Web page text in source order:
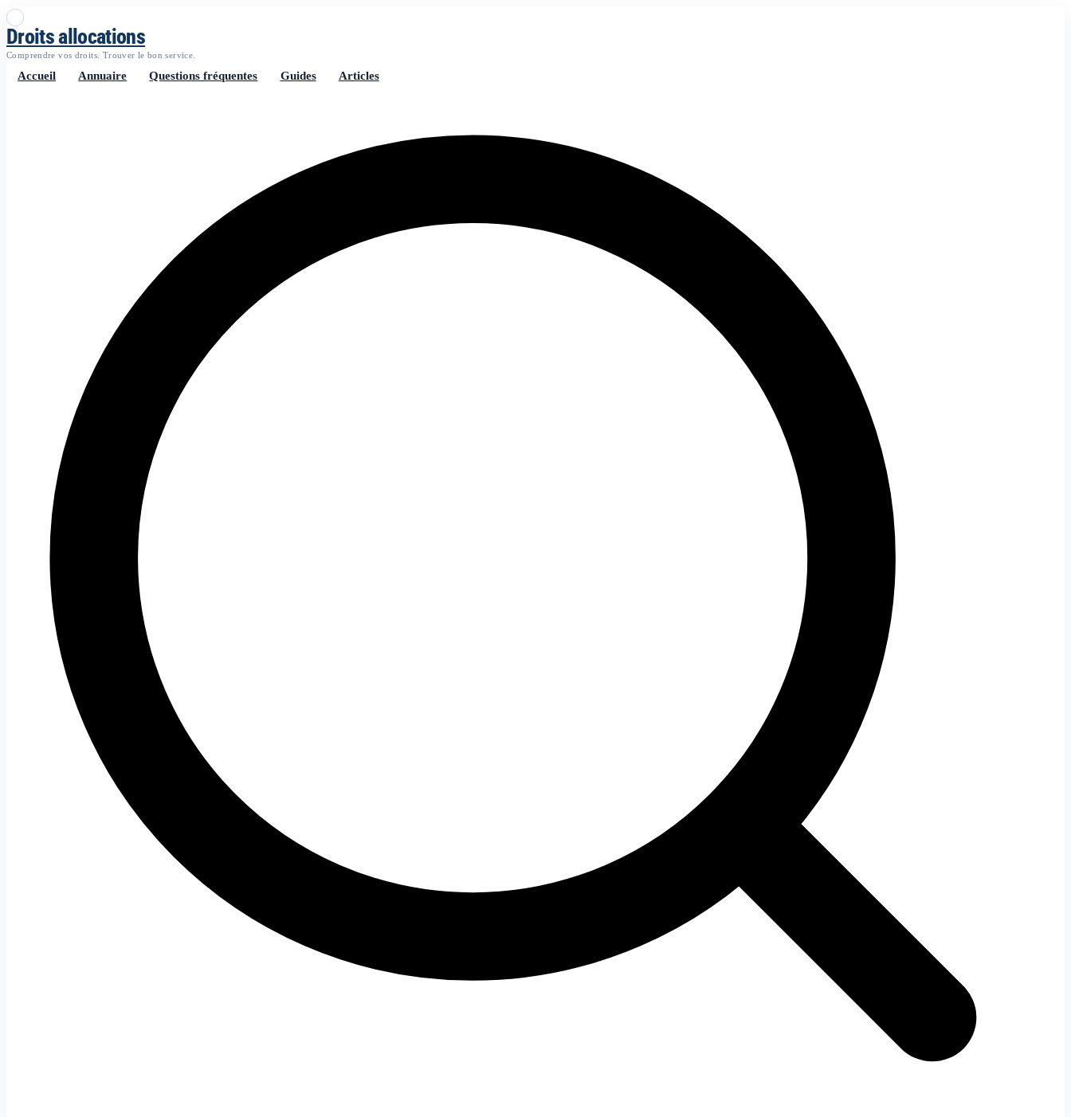
Droits allocations
Comprendre vos droits. Trouver le bon service.
Accueil Annuaire Questions fréquentes Guides Articles